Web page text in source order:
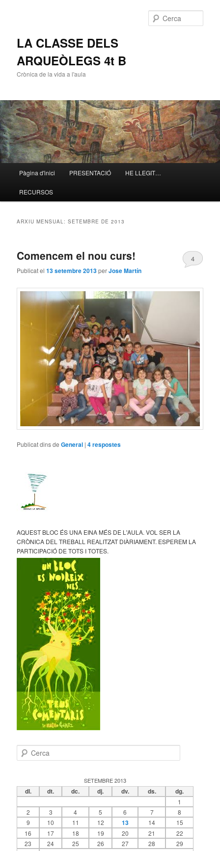
LA CLASSE DELS
ARQUEÒLEGS 4t B
Crònica de la vida a l'aula
Aneu
al
Aneu
al
Pàgina d'inici PRESENTACIÓ HE LLEGIT…
RECURSOS
ARXIU MENSUAL:SETEMBRE DE 2013
Comencem el nou curs!
Publicat el13 setembre 2013perJose Martín
4
Publicat dins de General |4respostes
AQUEST BLOC ÉS UNA EINA MÉS DE L'AULA. VOL SER LA
CRÒNICA DEL TREBALL REALITZAT DIÀRIAMENT. ESPEREM LA
PARTICIPACIÓ DE TOTS I TOTES.
e
a
SETEMBRE 2013
dl. dt. dc. dj. dv. ds. dg.
1
2
3 4 5 6 7
8
9
10 11 12 13 14
15
16
17 18 19 20 21
22
23
24 25 26 27 28
29